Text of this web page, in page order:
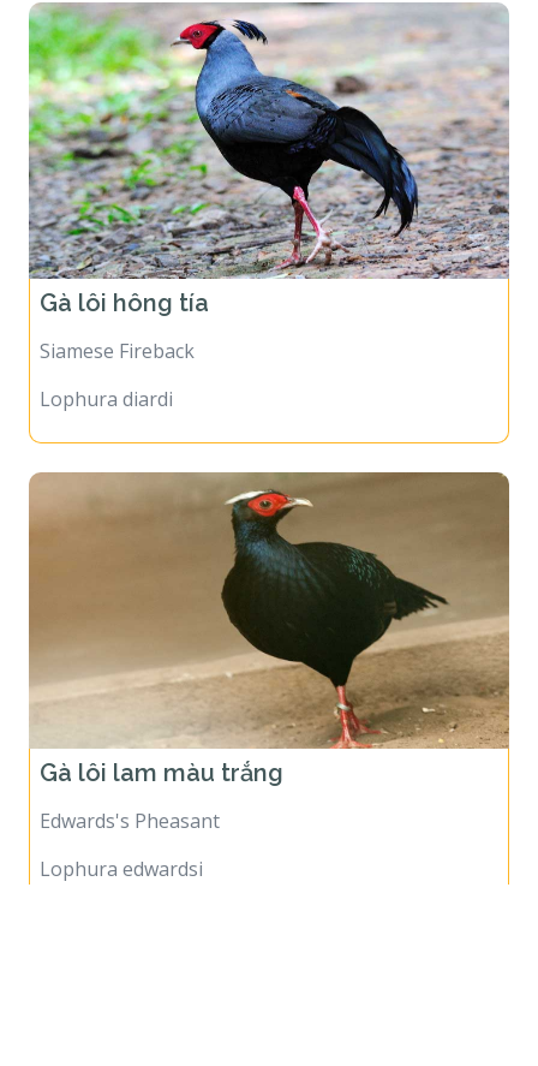
Gà lôi hông tía
Siamese Fireback
Lophura diardi
Gà lôi lam màu trắng
Edwards's Pheasant
Lophura edwardsi